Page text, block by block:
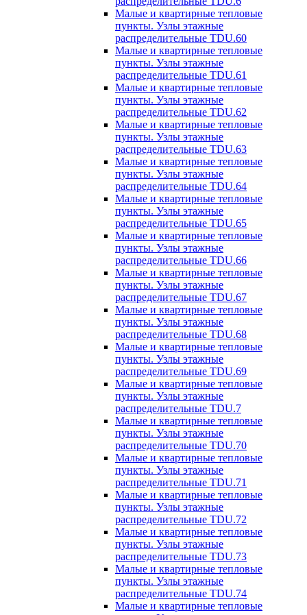
Малые и квартирные тепловые
пункты. Узлы этажные
распределительные TDU.60
Малые и квартирные тепловые
пункты. Узлы этажные
распределительные TDU.61
Малые и квартирные тепловые
пункты. Узлы этажные
распределительные TDU.62
Малые и квартирные тепловые
пункты. Узлы этажные
распределительные TDU.63
Малые и квартирные тепловые
пункты. Узлы этажные
распределительные TDU.64
Малые и квартирные тепловые
пункты. Узлы этажные
распределительные TDU.65
Малые и квартирные тепловые
пункты. Узлы этажные
распределительные TDU.66
Малые и квартирные тепловые
пункты. Узлы этажные
распределительные TDU.67
Малые и квартирные тепловые
пункты. Узлы этажные
распределительные TDU.68
Малые и квартирные тепловые
пункты. Узлы этажные
распределительные TDU.69
Малые и квартирные тепловые
пункты. Узлы этажные
распределительные TDU.7
Малые и квартирные тепловые
пункты. Узлы этажные
распределительные TDU.70
Малые и квартирные тепловые
пункты. Узлы этажные
распределительные TDU.71
Малые и квартирные тепловые
пункты. Узлы этажные
распределительные TDU.72
Малые и квартирные тепловые
пункты. Узлы этажные
распределительные TDU.73
Малые и квартирные тепловые
пункты. Узлы этажные
распределительные TDU.74
Малые и квартирные тепловые